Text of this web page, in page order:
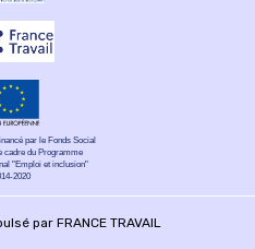
par le Fonds Social
cadre du Programme
"Emploi et inclusion"
2020
par FRANCE TRAVAIL